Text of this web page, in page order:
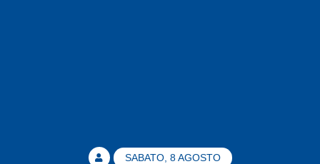
SABATO, 8 AGOSTO